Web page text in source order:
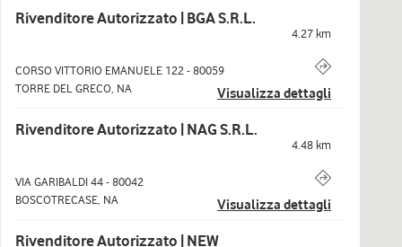
Rivenditore Autorizzato | BGA S.R.L.
CORSO VITTORIO EMANUELE 122 -80059
TORRE DEL GRECO NA Visualizza dettagli
4.27 km
Rivenditore Autorizzato | NAG S.R.L.
VIA GARIBALDI 44-80042
BOSCOTRECASE NA Visualizza dettagli
4.48 km
Rivenditore Autorizzato | NEW